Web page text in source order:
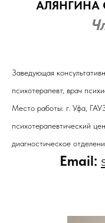
АЛЯНГИНА
Заведующая
психотерапевт, врач
Место работы: г. Уфа,
психотерапевтический
диагностическое
Email: